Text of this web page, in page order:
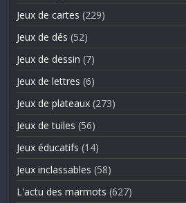
Jeux de cartes (229)
Jeux de dés (52)
Jeux de dessin (7)
Jeux de lettres (6)
Jeux de plateaux (273)
Jeux de tuiles (56)
Jeux éducatifs (14)
Jeux inclassables (58)
L'actu des marmots (627)